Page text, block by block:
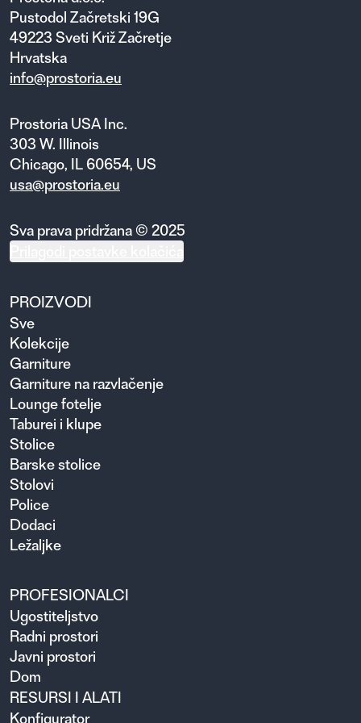
Pustodol Začretski 19G
49223 Sveti Križ Začretje
Hrvatska
info@prostoria.eu
Prostoria USA Inc.
303 W. Illinois
Chicago, IL 60654, US
usa@prostoria.eu
Sva prava pridržana © 2025
PROIZVODI
Sve
Kolekcije
Garniture
Garniture na razvlačenje
Lounge fotelje
Taburei i klupe
Stolice
Barske stolice
Stolovi
Police
Dodaci
Ležaljke
PROFESIONALCI
Ugosti­teljstvo
Radni prostori
Javni prostori
Dom
RESURSI I ALATI
Konfigurator